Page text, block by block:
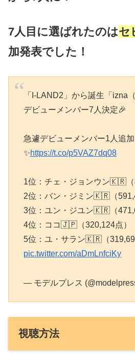
7人目に選ばれたのはセ
加発表でした！
「I-LAND2」から誕生「izna
デビューメンバー7人決定🎉
急遽デビューメンバー1人追加
✨https://t.co/p5VAZ7dq08
1位：チェ・ジョンウン🇰🇷（
2位：バン・ジミン🇰🇷（
3位：ユン・ジユン🇰🇷（
4位：ココ🇯🇵（320,124点）
5位：ユ・サラン🇰🇷（
pic.twitter.com/aDmLnfciKy
— モデルプレス
視聴方法